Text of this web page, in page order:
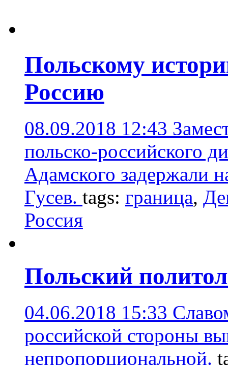
Польскому
Россию
08.09.2018 12:43
польско-российского
Адамского задержали
Гусев. tags: граница,
Россия
Польский
04.06.2018 15:33
российской стороны
непропорциональной.